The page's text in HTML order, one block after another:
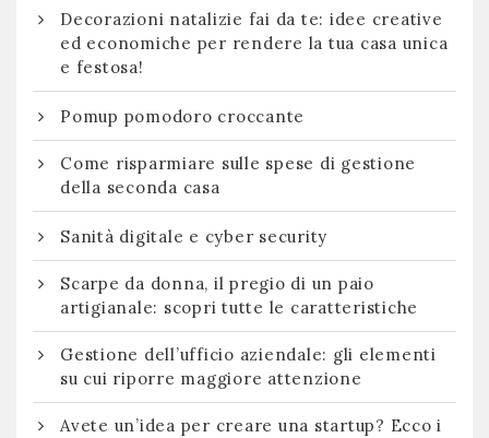
Decorazioni natalizie fai da te: idee creative
ed economiche per rendere la tua casa unica
e festosa!
Pomup pomodoro croccante
Come risparmiare sulle spese di gestione
della seconda casa
Sanità digitale e cyber security
Scarpe da donna, il pregio di un paio
artigianale: scopri tutte le caratteristiche
Gestione dell’ufficio aziendale: gli elementi
su cui riporre maggiore attenzione
Avete un’idea per creare una startup? Ecco i